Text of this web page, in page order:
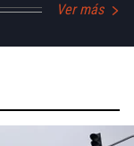
Ver más